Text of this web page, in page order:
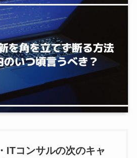
ITコンサルの次のキャ